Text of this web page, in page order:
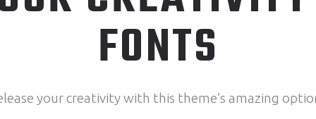
FONTS
your creativity with this theme’s amazing